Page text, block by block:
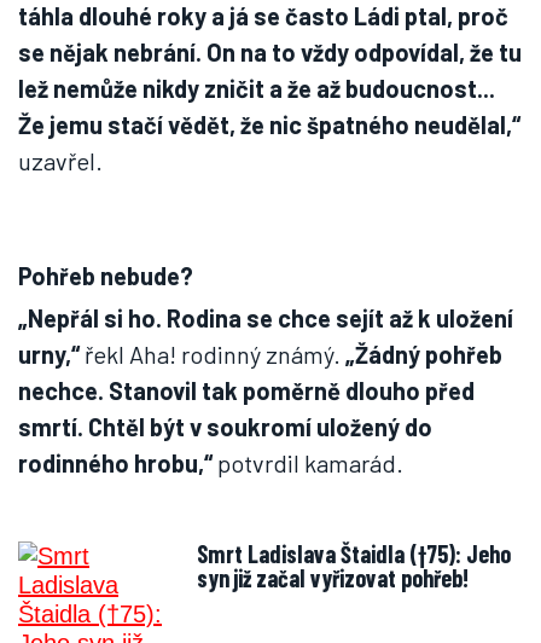
táhla dlouhé roky a já se často Ládi ptal, proč
se nějak nebrání. On na to vždy odpovídal, že tu
lež nemůže nikdy zničit a že až budoucnost...
Že jemu stačí vědět, že nic špatného neudělal,“
uzavřel.
Pohřeb nebude?
„Nepřál si ho. Rodina se chce sejít až k uložení
urny,“řekl Aha! rodinný známý. „Žádný pohřeb
nechce. Stanovil tak poměrně dlouho před
smrtí. Chtěl být v soukromí uložený do
rodinného hrobu,“potvrdil kamarád.
Smrt Ladislava Štaidla (†75): Jeho
syn již začal vyřizovat pohřeb!